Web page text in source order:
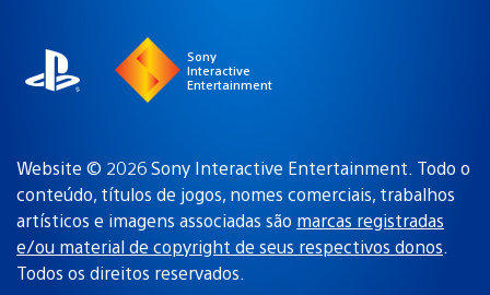
Sony
Interactive
Entertainment
Website © 2026 Sony Interactive Entertainment. Todo o
conteúdo, títulos de jogos, nomes comerciais, trabalhos
artísticos e imagens associadas são marcas registradas
e/ou material de copyright de seus respectivos donos.
Todos os direitos reservados.